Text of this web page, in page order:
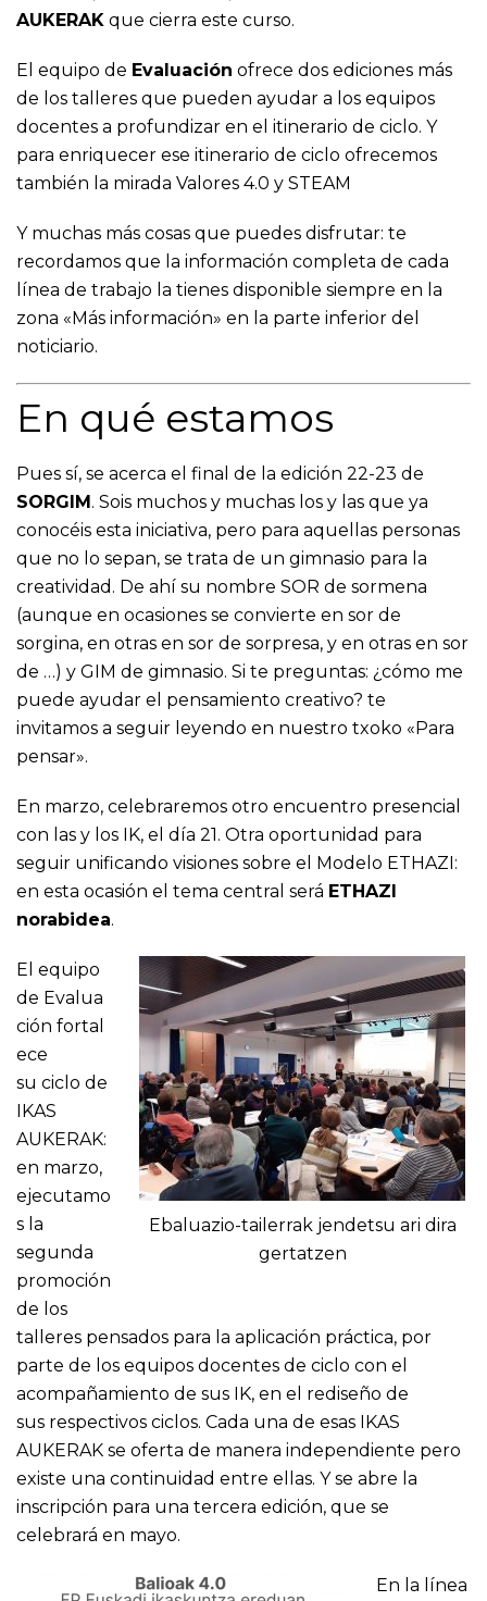
AUKERAK que cierra este curso.
El equipo de Evaluación ofrece dos ediciones más
de los talleres que pueden ayudar a los equipos
docentes a profundizar en el itinerario de ciclo. Y
para enriquecer ese itinerario de ciclo ofrecemos
también la mirada Valores 4.0 y STEAM
​​​​​​​​​​​​Y muchas más cosas que puedes disfrutar: te
recordamos que la información completa de cada
línea de trabajo la tienes disponible siempre en la
zona «Más información» en la parte inferior del
noticiario.
En qué estamos
Pues sí, se acerca el final de la edición 22-23 de
SORGIM . Sois muchos y muchas los y las que ya
conocéis esta iniciativa, pero para aquellas personas
que no lo sepan, se trata de un gimnasio para la
creatividad. De ahí su nombre SOR de sormena
(aunque en ocasiones se convierte en sor de
sorgina, en otras en sor de sorpresa, y en otras en sor
de …) y GIM de gimnasio. Si te preguntas: ¿cómo me
puede ayudar el pensamiento creativo? te
invitamos a seguir leyendo en nuestro txoko «Para
pensar».
En marzo, celebraremos otro encuentro presencial
con las y los IK, el día 21. Otra oportunidad para
seguir unificando visiones sobre el Modelo ETHAZI:
en esta ocasión el tema central será ETHAZI
norabidea.
Ebaluazio-tailerrak jendetsu ari dira
gertatzen
El equipo
de Evalua
ción fortal
ece
su ciclo de
IKAS
AUKERAK:
en marzo,
ejecutamo
s la
segunda
promoción
de los
talleres pensados para la aplicación práctica, por
parte de los equipos docentes de ciclo con el
acompañamiento de sus IK, en el rediseño de
sus respectivos ciclos. Cada una de esas IKAS
AUKERAK se oferta de manera independiente pero
existe una continuidad entre ellas. Y se abre la
inscripción para una tercera edición, que se
celebrará en mayo.
En la línea